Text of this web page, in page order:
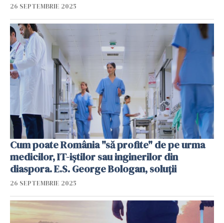
26 SEPTEMBRIE 2025
Cum poate România "să profite" de pe urma
medicilor, IT-iștilor sau inginerilor din
diaspora. E.S. George Bologan, soluții
26 SEPTEMBRIE 2025